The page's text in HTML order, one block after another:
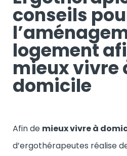
conseils
logement
mieux vivre
domicile
Afin de mieux vivre à
d’ergothérapeutes réalise